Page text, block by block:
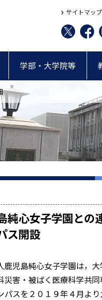
サイトマップ
学部・大学院等
純心女子学園との
ス開設
鹿児島純心女子学園は，大
災害・被ばく医療科学共
パスを２０１９年４月より